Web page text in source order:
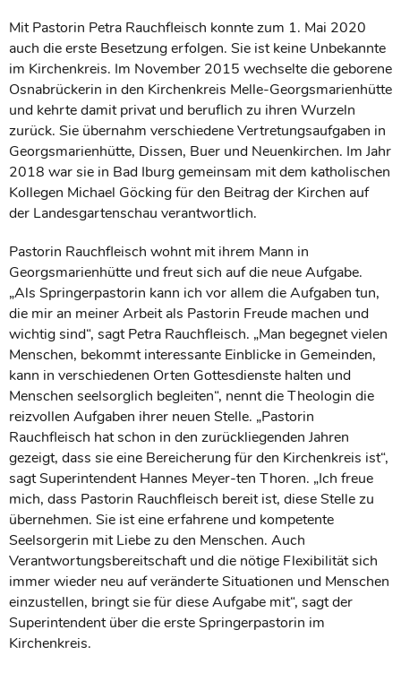
Mit Pastorin Petra Rauchfleisch konnte zum 1. Mai 2020
auch die erste Besetzung erfolgen. Sie ist keine Unbekannte
im Kirchenkreis. Im November 2015 wechselte die geborene
Osnabrückerin in den Kirchenkreis Melle-Georgsmarienhütte
und kehrte damit privat und beruflich zu ihren Wurzeln
zurück. Sie übernahm verschiedene Vertretungsaufgaben in
Georgsmarienhütte, Dissen, Buer und Neuenkirchen. Im Jahr
2018 war sie in Bad Iburg gemeinsam mit dem katholischen
Kollegen Michael Göcking für den Beitrag der Kirchen auf
der Landesgartenschau verantwortlich.
Pastorin Rauchfleisch wohnt mit ihrem Mann in
Georgsmarienhütte und freut sich auf die neue Aufgabe.
„Als Springerpastorin kann ich vor allem die Aufgaben tun,
die mir an meiner Arbeit als Pastorin Freude machen und
wichtig sind“, sagt Petra Rauchfleisch. „Man begegnet vielen
Menschen, bekommt interessante Einblicke in Gemeinden,
kann in verschiedenen Orten Gottesdienste halten und
Menschen seelsorglich begleiten“, nennt die Theologin die
reizvollen Aufgaben ihrer neuen Stelle. „Pastorin
Rauchfleisch hat schon in den zurückliegenden Jahren
gezeigt, dass sie eine Bereicherung für den Kirchenkreis ist“,
sagt Superintendent Hannes Meyer-ten Thoren. „Ich freue
mich, dass Pastorin Rauchfleisch bereit ist, diese Stelle zu
übernehmen. Sie ist eine erfahrene und kompetente
Seelsorgerin mit Liebe zu den Menschen. Auch
Verantwortungsbereitschaft und die nötige Flexibilität sich
immer wieder neu auf veränderte Situationen und Menschen
einzustellen, bringt sie für diese Aufgabe mit“, sagt der
Superintendent über die erste Springerpastorin im
Kirchenkreis.